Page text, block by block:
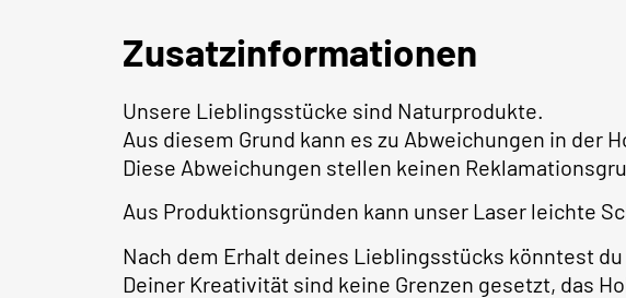
Zusatzinformationen
Unsere Lieblingsstücke sind Naturprodukte.
Aus diesem Grund kann es zu Abweichungen in
Diese Abweichungen stellen keinen
Aus Produktionsgründen kann unser Laser leichte
Nach dem Erhalt deines Lieblingsstücks könntest
Deiner Kreativität sind keine Grenzen gesetzt, das